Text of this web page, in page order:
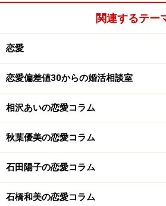
関連するテー
恋愛
恋愛偏差値30からの婚活相談室
相沢あいの恋愛コラム
秋葉優美の恋愛コラム
石田陽子の恋愛コラム
石橋和美の恋愛コラム